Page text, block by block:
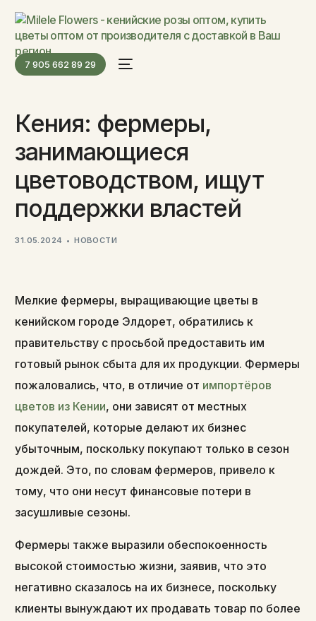
7 905 662 89 29
Кения: фермеры,
занимающиеся
цветоводством, ищут
поддержки властей
31.05.2024 НОВОСТИ
Мелкие фермеры, выращивающие цветы в
кенийском городе Элдорет, обратились к
правительству с просьбой предоставить им
готовый рынок сбыта для их продукции. Фермеры
пожаловались, что, в отличие от импортёров
цветов из Кении, они зависят от местных
покупателей, которые делают их бизнес
убыточным, поскольку покупают только в сезон
дождей. Это, по словам фермеров, привело к
тому, что они несут финансовые потери в
засушливые сезоны.
Фермеры также выразили обеспокоенность
высокой стоимостью жизни, заявив, что это
негативно сказалось на их бизнесе, поскольку
клиенты вынуждают их продавать товар по более